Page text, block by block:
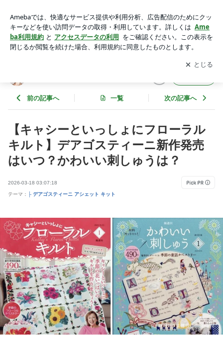
新作発売はいつ？かわいい刺しゅうは？ | hanamiの気になる
暮らしノート
アプリをダウンロードして ブログの更新通知
を受け取りまし
ょう。
開く
前の記事へ 一覧 次の記事へ
【キャシーといっしょにフローラル
キルト】デアゴスティーニ新作発売
はいつ？かわいい刺しゅうは？
2026-03-18 03:07:18
テーマ： ├ デアゴスティーニ アシェット キット